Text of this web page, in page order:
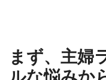
まず、主婦